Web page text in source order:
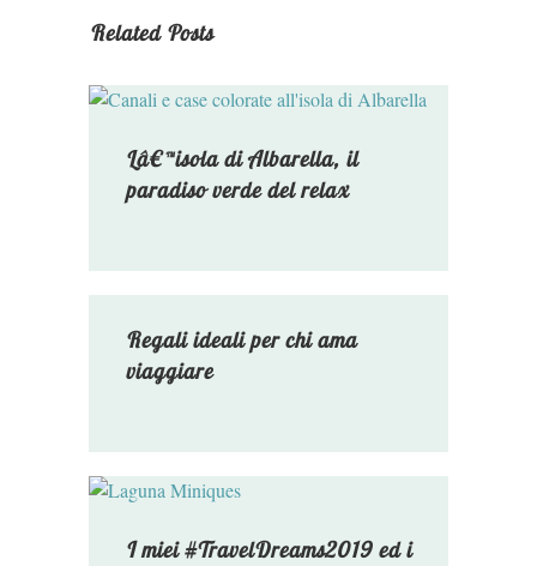
Related Posts
Lâ€™isola di Albarella, il
paradiso verde del relax
Regali ideali per chi ama
viaggiare
I miei #TravelDreams2019 ed i